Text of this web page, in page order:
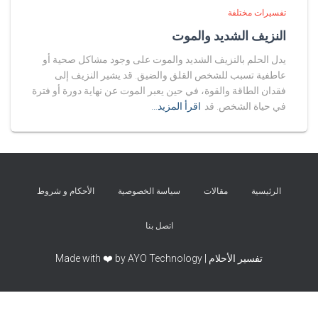
تفسيرات مختلفة
النزيف الشديد والموت
يدل الحلم بالنزيف الشديد والموت على وجود مشاكل صحية أو
عاطفية تسبب للشخص القلق والضيق. قد يشير النزيف إلى
فقدان الطاقة والقوة، في حين يعبر الموت عن نهاية دورة أو فترة
في حياة الشخص. قد اقرأ المزيد…
الرئيسية مقالات سياسة الخصوصية الأحكام و شروط
اتصل بنا
تفسير الأحلام | Made with ❤️ by AYO Technology